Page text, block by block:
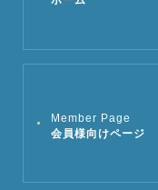
Member Page
会員様向けページ